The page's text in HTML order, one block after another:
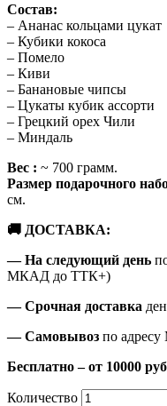
Состав:
– Ананас кольцами цукат
– Кубики кокоса
– Помело
– Киви
– Банановые чипсы
– Цукаты кубик ассорти
– Грецкий орех Чили
– Миндаль
Вес : ~ 700 грамм.
Размер подарочного
см.
🚚 ДОСТАВКА:
— На следующий день
МКАД до ТТК+)
— Срочная доставка
— Самовывоз по адресу
Бесплатно – от 10000 руб
Количество